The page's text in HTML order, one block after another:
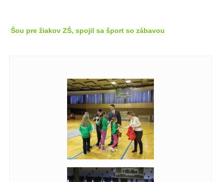
Šou pre žiakov ZŠ, spojil sa šport so zábavou